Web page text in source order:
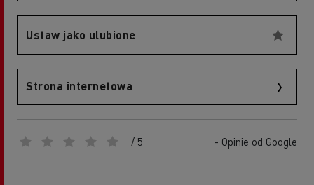
Ustaw jako ulubione
Strona internetowa
/ 5 - Opinie od Google